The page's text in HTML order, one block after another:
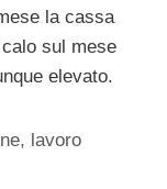
la cassa
sul mese
elevato.
, lavoro